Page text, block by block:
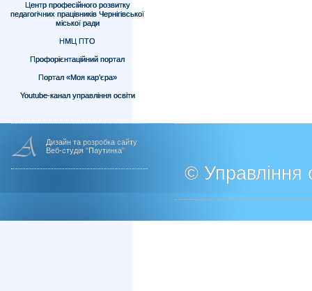
Центр професійного розвитку
педагогічних працівників Чернігівської
міської ради
НМЦ ПТО
Профорієнтаційний портал
Портал «Моя кар’єра»
Youtube-канал управління освіти
Дизайн та розробка сайту
Веб-студія "Паутинка"
© Управління